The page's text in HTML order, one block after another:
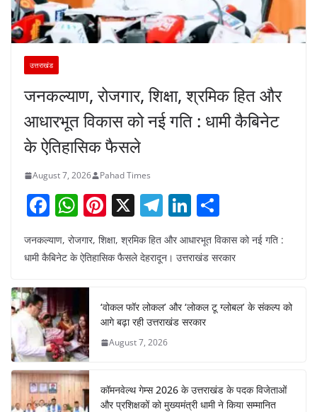
उत्तराखंड
जनकल्याण, रोजगार, शिक्षा, श्रमिक हित और
आधारभूत विकास को नई गति : धामी कैबिनेट
के ऐतिहासिक फैसले
August 7, 2026 Pahad Times
F
c
b
o
o
k
W
at
s
A
p
p
Pi
er
st
X T
el
e
a
m
Li
k
dI
n
h
ar
जनकल्याण, रोजगार, शिक्षा, श्रमिक हित और आधारभूत विकास को नई गति :
धामी कैबिनेट के ऐतिहासिक फैसले देहरादून। उत्तराखंड सरकार
‘वोकल फॉर लोकल’ और ‘लोकल टू ग्लोबल’ के संकल्प को
आगे बढ़ा रही उत्तराखंड सरकार
August 7, 2026
कॉमनवेल्थ गेम्स 2026 के उत्तराखंड के पदक विजेताओं
और प्रशिक्षकों को मुख्यमंत्री धामी ने किया सम्मानित